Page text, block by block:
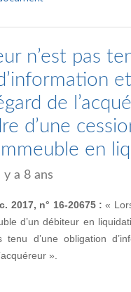
n’est pas
de
d’une
en
y a 8 ans
2017, n° 16-20675 :«
d’un débiteur en
tenu d’une obligation
».